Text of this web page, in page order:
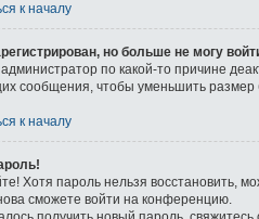
к началу
но больше не могу
по какой-то причине
сообщения, чтобы уменьшить размер
к началу
Хотя пароль нельзя восстановить,
сможете войти на конференцию.